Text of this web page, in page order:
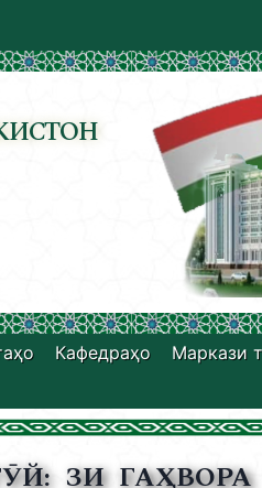
Кафедраҳо Маркази
ЗИ